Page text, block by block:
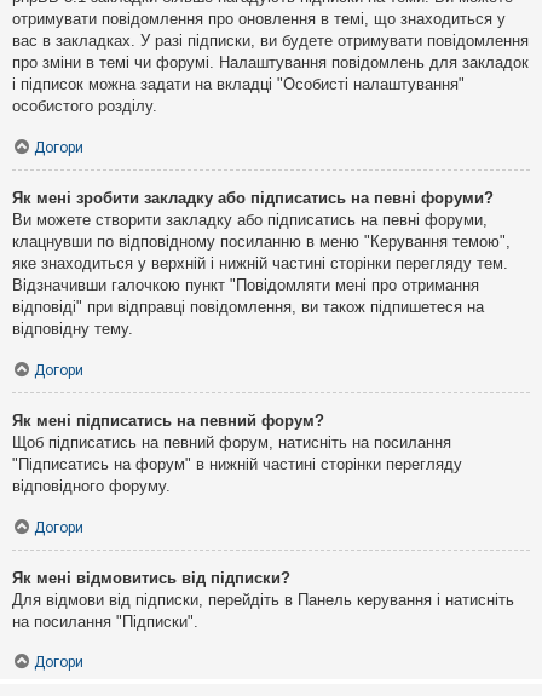
отримувати повідомлення про оновлення в темі, що знаходиться у
вас в закладках. У разі підписки, ви будете отримувати повідомлення
про зміни в темі чи форумі. Налаштування повідомлень для закладок
і підписок можна задати на вкладці "Особисті налаштування"
особистого розділу.
Догори
Як мені зробити закладку або підписатись на певні форуми?
Ви можете створити закладку або підписатись на певні форуми,
клацнувши по відповідному посиланню в меню "Керування темою",
яке знаходиться у верхній і нижній частині сторінки перегляду тем.
Відзначивши галочкою пункт "Повідомляти мені про отримання
відповіді" при відправці повідомлення, ви також підпишетеся на
відповідну тему.
Догори
Як мені підписатись на певний форум?
Щоб підписатись на певний форум, натисніть на посилання
"Підписатись на форум" в нижній частині сторінки перегляду
відповідного форуму.
Догори
Як мені відмовитись від підписки?
Для відмови від підписки, перейдіть в Панель керування і натисніть
на посилання "Підписки".
Догори